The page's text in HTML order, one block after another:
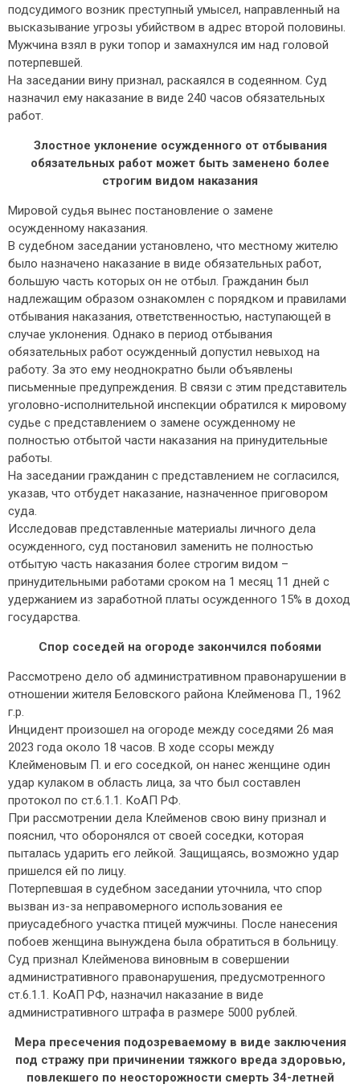
подсудимого возник преступный умысел, направленный на
высказывание угрозы убийством в адрес второй половины.
Мужчина взял в руки топор и замахнулся им над головой
потерпевшей.
На заседании вину признал, раскаялся в содеянном. Суд
назначил ему наказание в виде 240 часов обязательных
работ.
Злостное уклонение осужденного от отбывания
обязательных работ может быть заменено более
строгим видом наказания
Мировой судья вынес постановление о замене
осужденному наказания.
В судебном заседании установлено, что местному жителю
было назначено наказание в виде обязательных работ,
большую часть которых он не отбыл. Гражданин был
надлежащим образом ознакомлен с порядком и правилами
отбывания наказания, ответственностью, наступающей в
случае уклонения. Однако в период отбывания
обязательных работ осужденный допустил невыход на
работу. За это ему неоднократно были объявлены
письменные предупреждения. В связи с этим представитель
уголовно-исполнительной инспекции обратился к мировому
судье с представлением о замене осужденному не
полностью отбытой части наказания на принудительные
работы.
На заседании гражданин с представлением не согласился,
указав, что отбудет наказание, назначенное приговором
суда.
Исследовав представленные материалы личного дела
осужденного, суд постановил заменить не полностью
отбытую часть наказания более строгим видом –
принудительными работами сроком на 1 месяц 11 дней с
удержанием из заработной платы осужденного 15% в доход
государства.
Спор соседей на огороде закончился побоями
Рассмотрено дело об административном правонарушении в
отношении жителя Беловского района Клейменова П., 1962
г.р.
Инцидент произошел на огороде между соседями 26 мая
2023 года около 18 часов. В ходе ссоры между
Клейменовым П. и его соседкой, он нанес женщине один
удар кулаком в область лица, за что был составлен
протокол по ст.6.1.1. КоАП РФ.
При рассмотрении дела Клейменов свою вину признал и
пояснил, что оборонялся от своей соседки, которая
пыталась ударить его лейкой. Защищаясь, возможно удар
пришелся ей по лицу.
Потерпевшая в судебном заседании уточнила, что спор
вызван из-за неправомерного использования ее
приусадебного участка птицей мужчины. После нанесения
побоев женщина вынуждена была обратиться в больницу.
Суд признал Клейменова виновным в совершении
административного правонарушения, предусмотренного
ст.6.1.1. КоАП РФ, назначил наказание в виде
административного штрафа в размере 5000 рублей.
Мера пресечения подозреваемому в виде заключения
под стражу при причинении тяжкого вреда здоровью,
повлекшего по неосторожности смерть 34-летней